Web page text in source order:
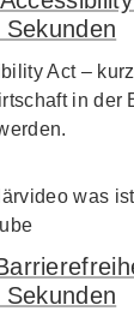
Sekunden
Act –
in der
Sekunden